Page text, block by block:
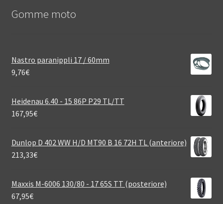
Gomme moto
Nastro paranippli 17 / 60mm
9,76€
Heidenau 6.40 - 15 86P P29 TL/TT
167,95€
Dunlop D 402 WW H/D MT90 B 16 72H TL (anteriore)
213,33€
Maxxis M-6006 130/80 - 17 65S TT (posteriore)
67,95€